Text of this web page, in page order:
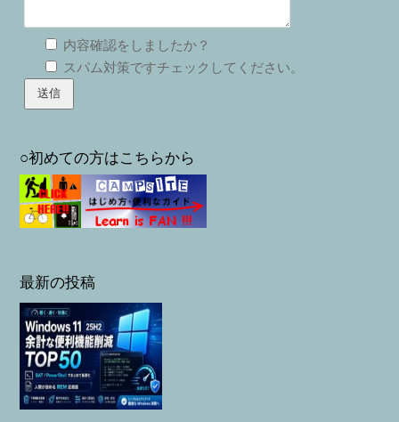
内容確認をしましたか？
スパム対策ですチェックしてください。
○初めての方はこちらから
最新の投稿